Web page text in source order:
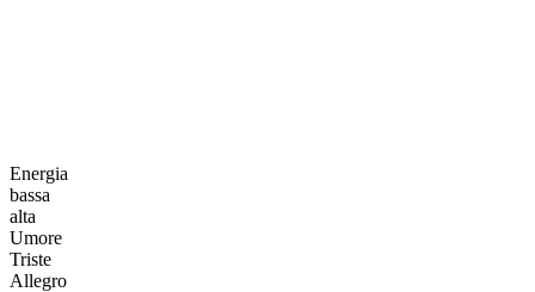
Energia
bassa
alta
Umore
Triste
Allegro